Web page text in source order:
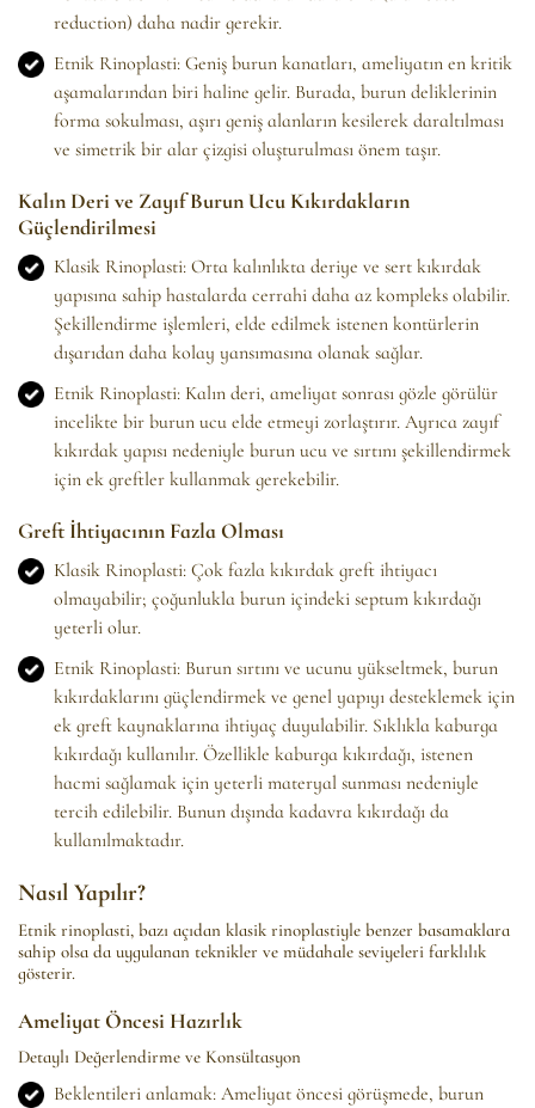
reduction) daha nadir gerekir.
Etnik Rinoplasti: Geniş burun kanatları, ameliyatın en kritik
aşamalarından biri haline gelir. Burada, burun deliklerinin
forma sokulması, aşırı geniş alanların kesilerek daraltılması
ve simetrik bir alar çizgisi oluşturulması önem taşır.
Kalın Deri ve Zayıf Burun Ucu Kıkırdakların
Güçlendirilmesi
Klasik Rinoplasti: Orta kalınlıkta deriye ve sert kıkırdak
yapısına sahip hastalarda cerrahi daha az kompleks olabilir.
Şekillendirme işlemleri, elde edilmek istenen kontürlerin
dışarıdan daha kolay yansımasına olanak sağlar.
Etnik Rinoplasti: Kalın deri, ameliyat sonrası gözle görülür
incelikte bir burun ucu elde etmeyi zorlaştırır. Ayrıca zayıf
kıkırdak yapısı nedeniyle burun ucu ve sırtını şekillendirmek
için ek greftler kullanmak gerekebilir.
Greft İhtiyacının Fazla Olması
Klasik Rinoplasti: Çok fazla kıkırdak greft ihtiyacı
olmayabilir; çoğunlukla burun içindeki septum kıkırdağı
yeterli olur.
Etnik Rinoplasti: Burun sırtını ve ucunu yükseltmek, burun
kıkırdaklarını güçlendirmek ve genel yapıyı desteklemek için
ek greft kaynaklarına ihtiyaç duyulabilir. Sıklıkla kaburga
kıkırdağı kullanılır. Özellikle kaburga kıkırdağı, istenen
hacmi sağlamak için yeterli materyal sunması nedeniyle
tercih edilebilir. Bunun dışında kadavra kıkırdağı da
kullanılmaktadır.
Nasıl Yapılır?
Etnik rinoplasti, bazı açıdan klasik rinoplastiyle benzer basamaklara
sahip olsa da uygulanan teknikler ve müdahale seviyeleri farklılık
gösterir.
Ameliyat Öncesi Hazırlık
Detaylı Değerlendirme ve Konsültasyon
Beklentileri anlamak: Ameliyat öncesi görüşmede, burun